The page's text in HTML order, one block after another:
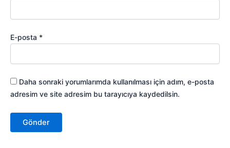
E-posta *
Daha sonraki yorumlarımda kullanılması için adım, e-posta
adresim ve site adresim bu tarayıcıya kaydedilsin.